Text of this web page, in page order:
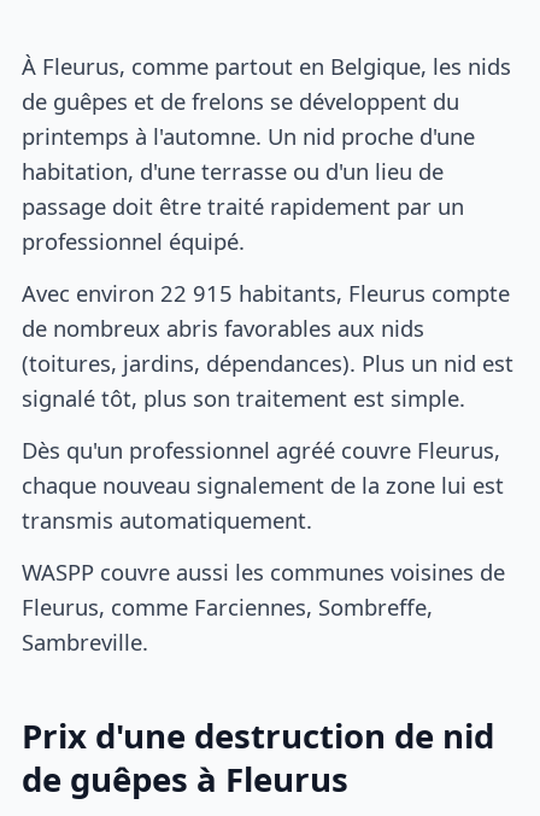
À Fleurus, comme partout en Belgique, les nids
de guêpes et de frelons se développent du
printemps à l'automne. Un nid proche d'une
habitation, d'une terrasse ou d'un lieu de
passage doit être traité rapidement par un
professionnel équipé.
Avec environ 22 915 habitants, Fleurus compte
de nombreux abris favorables aux nids
(toitures, jardins, dépendances). Plus un nid est
signalé tôt, plus son traitement est simple.
Dès qu'un professionnel agréé couvre Fleurus,
chaque nouveau signalement de la zone lui est
transmis automatiquement.
WASPP couvre aussi les communes voisines de
Fleurus, comme Farciennes, Sombreffe,
Sambreville.
Prix d'une destruction de nid
de guêpes à Fleurus